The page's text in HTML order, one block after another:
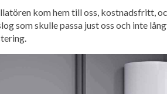
kom hem till oss, kostnadsfritt,
som skulle passa just oss och inte